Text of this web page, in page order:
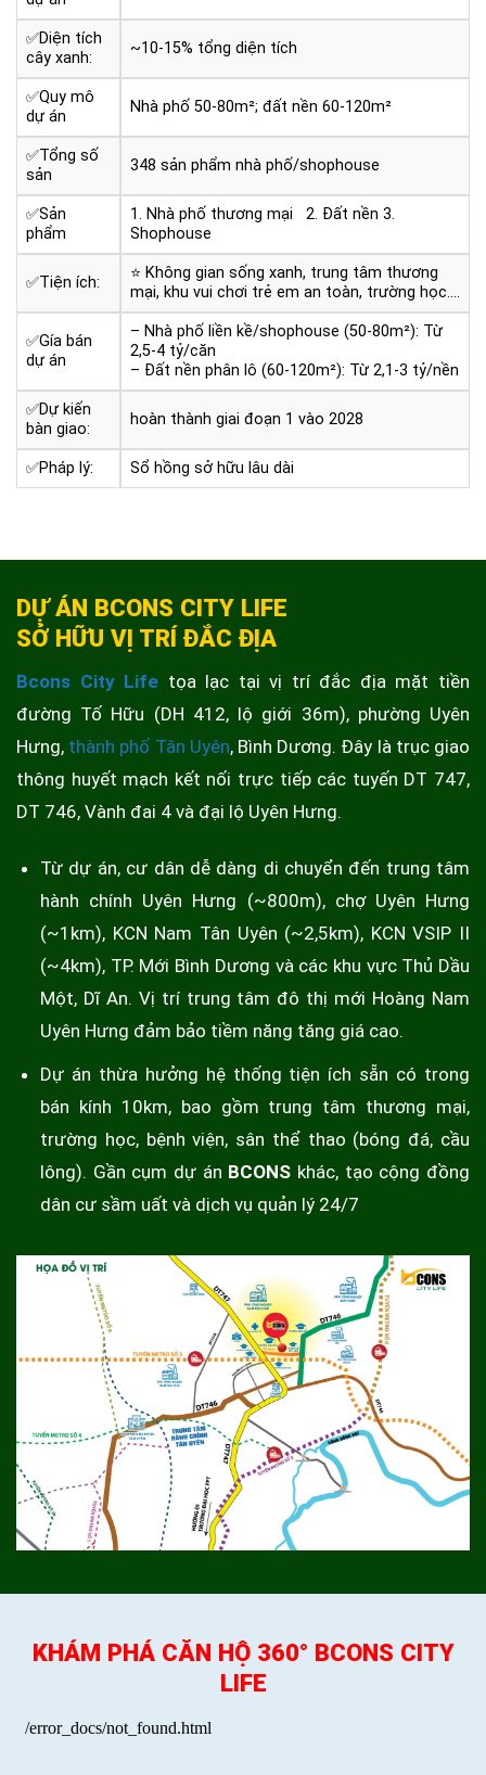
✅Diện tích
cây xanh:
~10-15% tổng diện tích
✅Quy mô
dự án
Nhà phố 50-80m²; đất nền 60-120m²
✅Tổng số
sản
348 sản phẩm nhà phố/shophouse
✅Sản
phẩm
1. Nhà phố thương mại 2. Đất nền 3.
Shophouse
✅Tiện ích:
⭐ Không gian sống xanh, trung tâm thương
mại, khu vui chơi trẻ em an toàn, trường học….
✅Gía bán
dự án
– Nhà phố liền kề/shophouse (50-80m²): Từ
2,5-4 tỷ/căn
– Đất nền phân lô (60-120m²): Từ 2,1-3 tỷ/nền
✅Dự kiến
bàn giao:
hoàn thành giai đoạn 1 vào 2028
✅Pháp lý: Sổ hồng sở hữu lâu dài
DỰ ÁN BCONS CITY LIFE
SỞ HỮU VỊ TRÍ ĐẮC ĐỊA
Bcons City Life tọa lạc tại vị trí đắc địa mặt tiền
đường Tố Hữu (DH 412, lộ giới 36m), phường Uyên
Hưng, thành phố Tân Uyên, Bình Dương. Đây là trục giao
thông huyết mạch kết nối trực tiếp các tuyến DT 747,
DT 746, Vành đai 4 và đại lộ Uyên Hưng.
Từ dự án, cư dân dễ dàng di chuyển đến trung tâm
hành chính Uyên Hưng (~800m), chợ Uyên Hưng
(~1km), KCN Nam Tân Uyên (~2,5km), KCN VSIP II
(~4km), TP. Mới Bình Dương và các khu vực Thủ Dầu
Một, Dĩ An. Vị trí trung tâm đô thị mới Hoàng Nam
Uyên Hưng đảm bảo tiềm năng tăng giá cao.
Dự án thừa hưởng hệ thống tiện ích sẵn có trong
bán kính 10km, bao gồm trung tâm thương mại,
trường học, bệnh viện, sân thể thao (bóng đá, cầu
lông). Gần cụm dự án BCONS khác, tạo cộng đồng
dân cư sầm uất và dịch vụ quản lý 24/7
KHÁM PHÁ CĂN HỘ 360° BCONS CITY
LIFE